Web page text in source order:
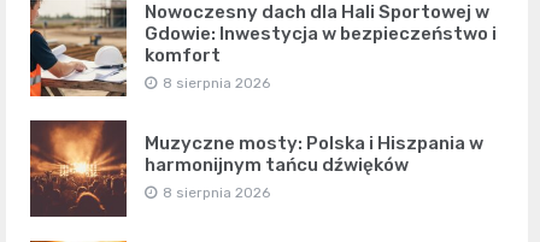
Nowoczesny dach dla Hali Sportowej w
Gdowie: Inwestycja w bezpieczeństwo i
komfort
8 sierpnia 2026
Muzyczne mosty: Polska i Hiszpania w
harmonijnym tańcu dźwięków
8 sierpnia 2026